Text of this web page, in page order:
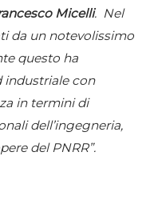
Micelli. Nel
da un notevolissimo
questo ha
industriale con
in termini di
dell’ingegneria,
del PNRR”.